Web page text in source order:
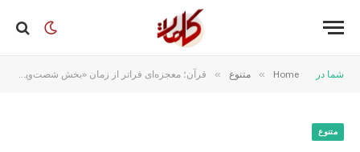
شما در Home
» متنوع » قرآن؛ معجزه‌ای فراتر از زمان «بخش شصت‌وپنجم»
متنوع